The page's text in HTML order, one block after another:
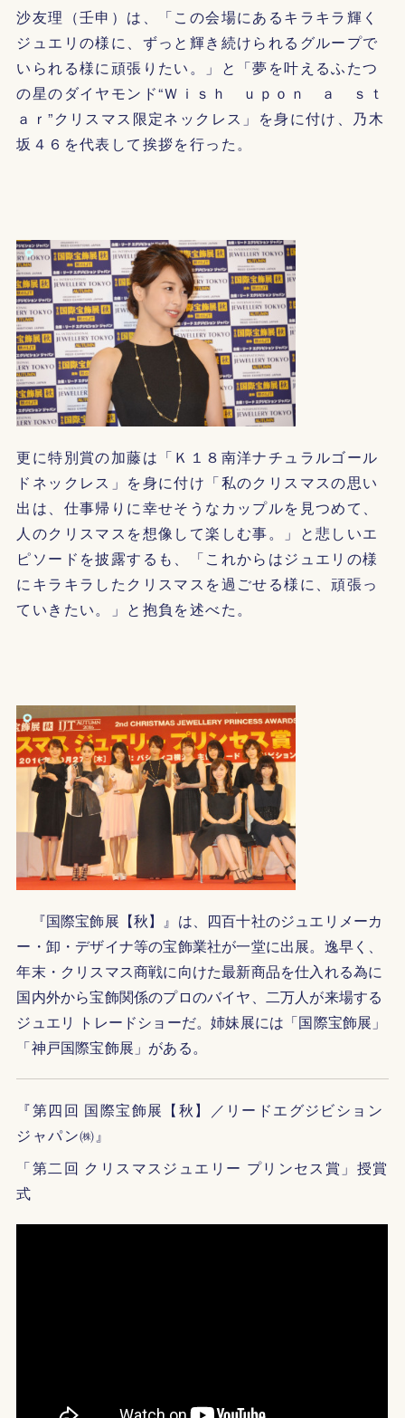
沙友理（壬申）は、「この会場にあるキラキラ輝く
ジュエリの様に、ずっと輝き続けられるグループで
いられる様に頑張りたい。」と「夢を叶えるふたつ
の星のダイヤモンド“Ｗｉｓｈ ｕｐｏｎ ａ ｓｔ
ａｒ”クリスマス限定ネックレス」を身に付け、乃木
坂４６を代表して挨拶を行った。
更に特別賞の加藤は「Ｋ１８南洋ナチュラルゴール
ドネックレス」を身に付け「私のクリスマスの思い
出は、仕事帰りに幸せそうなカップルを見つめて、
人のクリスマスを想像して楽しむ事。」と悲しいエ
ピソードを披露するも、「これからはジュエリの様
にキラキラしたクリスマスを過ごせる様に、頑張っ
ていきたい。」と抱負を述べた。
『国際宝飾展【秋】』は、四百十社のジュエリメーカ
ー・卸・デザイナ等の宝飾業社が一堂に出展。逸早く、
年末・クリスマス商戦に向けた最新商品を仕入れる為に
国内外から宝飾関係のプロのバイヤ、二万人が来場する
ジュエリ トレードショーだ。姉妹展には「国際宝飾展」
「神戸国際宝飾展」がある。
『第四回 国際宝飾展【秋】／リードエグジビション
ジャパン㈱』
「第二回 クリスマスジュエリー プリンセス賞」授賞
式